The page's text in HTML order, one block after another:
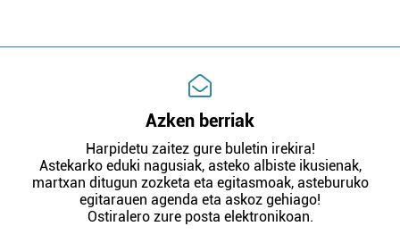
Azken berriak
Harpidetu zaitez gure buletin irekira!
Astekarko eduki nagusiak, asteko albiste ikusienak,
martxan ditugun zozketa eta egitasmoak, asteburuko
egitarauen agenda eta askoz gehiago!
Ostiralero zure posta elektronikoan.